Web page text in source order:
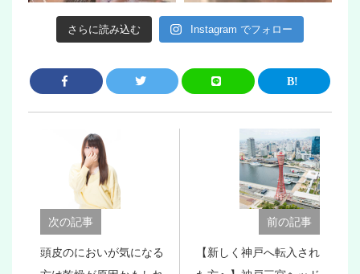
さらに読み込む Instagram でフォロー
次の記事
頭皮のにおいが気になる
前の記事
【新しく神戸へ転入され